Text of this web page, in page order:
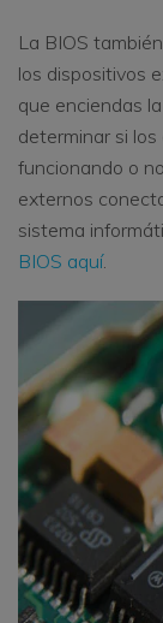
La BIOS
los dispositivos
que enciendas
determinar si
funcionando o
externos
sistema
BIOS aquí.